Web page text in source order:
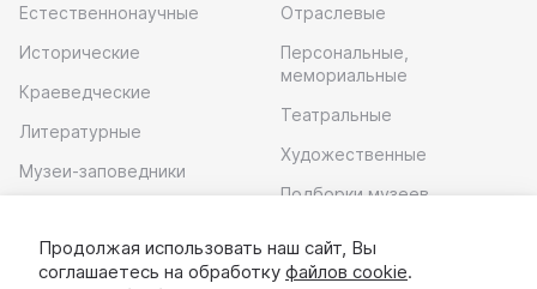
Естественнонаучные
Исторические
Краеведческие
Литературные
Музеи-заповедники
Отраслевые
Персональные,
мемориальные
Театральные
Художественные
Подборки музеев
Скачать приложение
Продолжая использовать наш сайт, Вы
соглашаетесь на обработку файлов cookie.